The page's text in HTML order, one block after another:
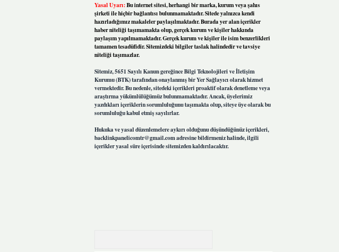
Yasal Uyarı:Bu internet sitesi, herhangi bir marka, kurum veya şahıs
şirketi ile hiçbir bağlantısı bulunmamaktadır. Sitede yalnızca kendi
hazırladığımız makaleler paylaşılmaktadır. Burada yer alan içerikler
haber niteliği taşımamakta olup, gerçek kurum ve kişiler hakkında
paylaşım yapılmamaktadır. Gerçek kurum ve kişiler ile isim benzerlikleri
tamamen tesadüfidir. Sitemizdeki bilgiler taslak halindedir ve tavsiye
niteliği taşımazlar.
Sitemiz, 5651 Sayılı Kanun gereğince Bilgi Teknolojileri ve İletişim
Kurumu (BTK) tarafından onaylanmış bir Yer Sağlayıcı olarak hizmet
vermektedir. Bu nedenle, sitedeki içerikleri proaktif olarak denetleme veya
araştırma yükümlülüğümüz bulunmamaktadır. Ancak, üyelerimiz
yazdıkları içeriklerin sorumluluğunu taşımakta olup, siteye üye olarak bu
sorumluluğu kabul etmiş sayılırlar.
Hukuka ve yasal düzenlemelere aykırı olduğunu düşündüğünüz içerikleri,
backlinkpanelicomtr@gmail.comadresine bildirmeniz halinde, ilgili
içerikler yasal süre içerisinde sitemizden kaldırılacaktır.